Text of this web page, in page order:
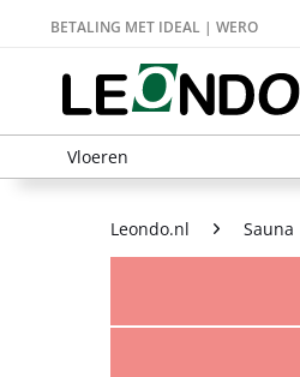
BETALING MET IDEAL | WERO
Vloeren
Leondo.nl Sauna